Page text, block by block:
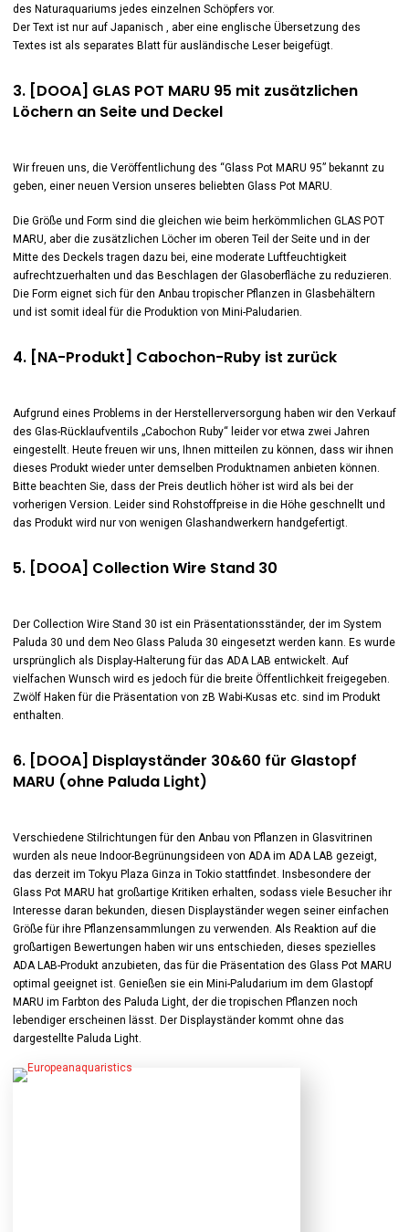
des Naturaquariums jedes einzelnen Schöpfers vor.
Der Text ist nur auf Japanisch , aber eine englische Übersetzung des
Textes ist als separates Blatt für ausländische Leser beigefügt.
3. [DOOA] GLAS POT MARU 95 mit zusätzlichen
Löchern an Seite und Deckel
Wir freuen uns, die Veröffentlichung des “Glass Pot MARU 95” bekannt zu
geben, einer neuen Version unseres beliebten Glass Pot MARU.
Die Größe und Form sind die gleichen wie beim herkömmlichen GLAS POT
MARU, aber die zusätzlichen Löcher im oberen Teil der Seite und in der
Mitte des Deckels tragen dazu bei, eine moderate Luftfeuchtigkeit
aufrechtzuerhalten und das Beschlagen der Glasoberfläche zu reduzieren.
Die Form eignet sich für den Anbau tropischer Pflanzen in Glasbehältern
und ist somit ideal für die Produktion von Mini-Paludarien.
4. [NA-Produkt] Cabochon-Ruby ist zurück
Aufgrund eines Problems in der Herstellerversorgung haben wir den Verkauf
des Glas-Rücklaufventils „Cabochon Ruby“ leider vor etwa zwei Jahren
eingestellt. Heute freuen wir uns, Ihnen mitteilen zu können, dass wir ihnen
dieses Produkt wieder unter demselben Produktnamen anbieten können.
Bitte beachten Sie, dass der Preis deutlich höher ist wird als bei der
vorherigen Version. Leider sind Rohstoffpreise in die Höhe geschnellt und
das Produkt wird nur von wenigen Glashandwerkern handgefertigt.
5. [DOOA] Collection Wire Stand 30
Der Collection Wire Stand 30 ist ein Präsentationsständer, der im System
Paluda 30 und dem Neo Glass Paluda 30 eingesetzt werden kann. Es wurde
ursprünglich als Display-Halterung für das ADA LAB entwickelt. Auf
vielfachen Wunsch wird es jedoch für die breite Öffentlichkeit freigegeben.
Zwölf Haken für die Präsentation von zB Wabi-Kusas etc. sind im Produkt
enthalten.
6. [DOOA] Displayständer 30&60 für Glastopf
MARU (ohne Paluda Light)
Verschiedene Stilrichtungen für den Anbau von Pflanzen in Glasvitrinen
wurden als neue Indoor-Begrünungsideen von ADA im ADA LAB gezeigt,
das derzeit im Tokyu Plaza Ginza in Tokio stattfindet. Insbesondere der
Glass Pot MARU hat großartige Kritiken erhalten, sodass viele Besucher ihr
Interesse daran bekunden, diesen Displayständer wegen seiner einfachen
Größe für ihre Pflanzensammlungen zu verwenden. Als Reaktion auf die
großartigen Bewertungen haben wir uns entschieden, dieses spezielles
ADA LAB-Produkt anzubieten, das für die Präsentation des Glass Pot MARU
optimal geeignet ist. Genießen sie ein Mini-Paludarium im dem Glastopf
MARU im Farbton des Paluda Light, der die tropischen Pflanzen noch
lebendiger erscheinen lässt. Der Displayständer kommt ohne das
dargestellte Paluda Light.